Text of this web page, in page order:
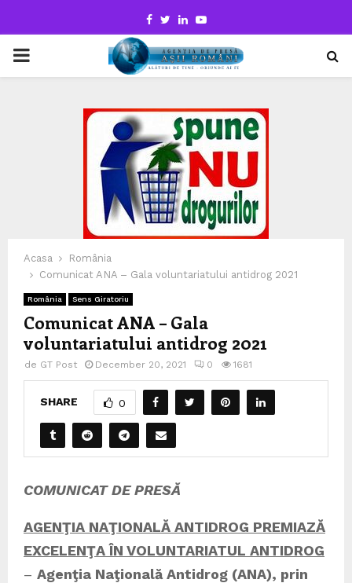
Facebook
TwitterLinkedinYoutube
PRIMARY
Acasa
România
Comunicat ANA – Gala voluntariatului antidrog 2021
România Sens Giratoriu
Comunicat ANA – Gala
voluntariatului antidrog 2021
de GT Post December 20, 2021 0 1681
SHARE 0
COMUNICAT DE PRESĂ
AGENŢIA NAŢIONALĂ ANTIDROG PREMIAZĂ
EXCELENŢA ÎN VOLUNTARIATUL ANTIDROG
– Agenţia Naţională Antidrog (ANA), prin